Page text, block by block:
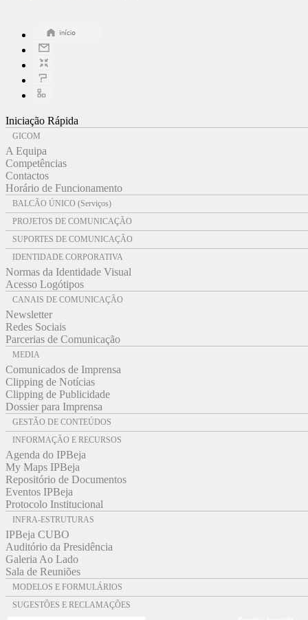
Iniciação Rápida
GICOM
A Equipa
Competências
Contactos
Horário de Funcionamento
BALCÃO ÚNICO (Serviços)
PROJETOS DE COMUNICAÇÃO
SUPORTES DE COMUNICAÇÃO
IDENTIDADE CORPORATIVA
Normas da Identidade Visual
Acesso Logótipos
CANAIS DE COMUNICAÇÃO
Newsletter
Redes Sociais
Parcerias de Comunicação
MEDIA
Comunicados de Imprensa
Clipping de Notícias
Clipping de Publicidade
Dossier para Imprensa
GESTÃO DE CONTEÚDOS
INFORMAÇÃO E RECURSOS
Agenda do IPBeja
My Maps IPBeja
Repositório de Documentos
Eventos IPBeja
Protocolo Institucional
INFRA-ESTRUTURAS
IPBeja CUBO
Auditório da Presidência
Galeria Ao Lado
Sala de Reuniões
MODELOS E FORMULÁRIOS
SUGESTÕES E RECLAMAÇÕES